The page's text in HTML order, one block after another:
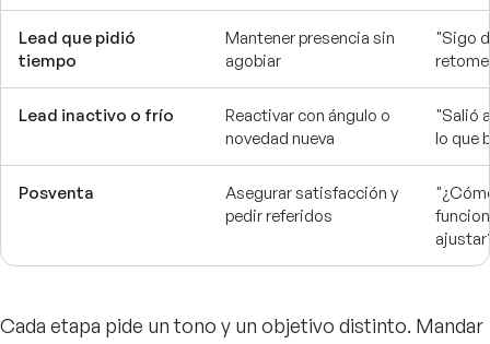
Lead que pidió
tiempo
Mantener presencia sin
agobiar
"Sigo
Lead inactivo o frío
Reactivar con ángulo o
novedad nueva
"Salió
lo que
Posventa
Asegurar satisfacción y
pedir referidos
Cada etapa pide un tono y un objetivo distinto. Mandar